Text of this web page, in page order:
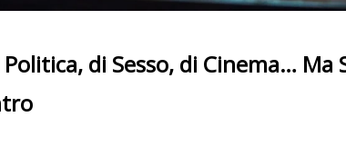
di Sesso, di Cinema… Ma